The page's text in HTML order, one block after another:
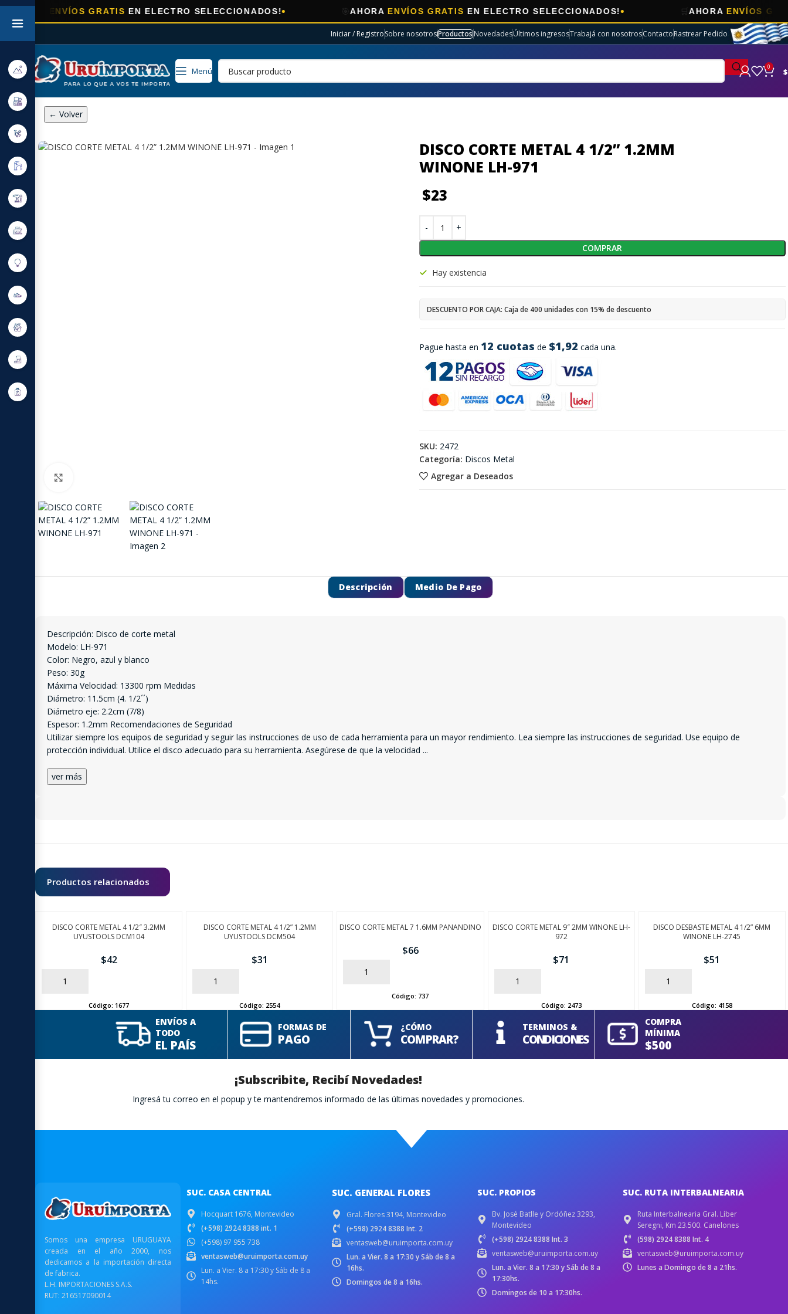
ENVÍOS GRATIS EN ELECTRO SELECCIONADOS! AHORA ENVÍOS GRATIS EN ELECTRO SELECCIONADOS! AHORA ENVÍOS GRATIS EN
Iniciar / RegistroSobre nosotrosProductosNovedadesÚltimos ingresosTrabajá con nosotrosContactoRastrear Pedido
Menú 0 $
← Volver
DISCO CORTE METAL 4 1/2” 1.2MM
WINONE LH-971
$23
Pague hasta en 12 cuotas de $1,92 cada una.
Hay existencia
DESCUENTO POR CAJA: Caja de 400 unidades con 15% de descuento
COMPRAR
Agregar a Deseados
SKU: 2472
Categoría: Discos Metal
Descripción Medio De Pago
Descripción: Disco de corte metal
Modelo: LH-971
Color: Negro, azul y blanco
Peso: 30g
Máxima Velocidad: 13300 rpm Medidas
Diámetro: 11.5cm (4. 1/2´´)
Diámetro eje: 2.2cm (7/8)
Espesor: 1.2mm Recomendaciones de Seguridad
Utilizar siempre los equipos de seguridad y seguir las instrucciones de uso de cada herramienta para un mayor rendimiento. Lea siempre las instrucciones de seguridad. Use equipo de
protección individual. Utilice el disco adecuado para su herramienta. Asegúrese de que la velocidad ...
ver más
Productos relacionados
DISCO CORTE METAL 4 1/2″ 3.2MM
UYUSTOOLS DCM104
$42
AÑADIR
Código:1677
DISCO CORTE METAL 4 1/2” 1.2MM
UYUSTOOLS DCM504
$31
AÑADIR
Código: 2554
DISCO CORTE METAL 7 1.6MM PANANDINO
$66
AÑADIR
Código: 737
DISCO CORTE METAL 9″ 2MM WINONE LH-
972
$71
AÑADIR
Código: 2473
DISCO DESBASTE METAL 4 1/2” 6MM
WINONE LH-2745
$51
AÑADIR
Código: 4158
ENVÍOS A
TODO
EL PAÍS
FORMAS DE
PAGO
¿CÓMO
COMPRAR?
TERMINOS &
CONDICIONES
COMPRA
MÍNIMA
$500
¡Subscribite, Recibí Novedades!
Ingresá tu correo en el popup y te mantendremos informado de las últimas novedades y promociones.
Somos una empresa URUGUAYA
creada en el año 2000, nos
dedicamos a la importación directa
de fabrica.
L.H. IMPORTACIONES S.A.S.
RUT: 216517090014
SUC. CASA CENTRAL
Hocquart 1676, Montevideo
(+598) 2924 8388 int. 1
(+598) 97 955 738
ventasweb@uruimporta.com.uy
Lun. a Vier. 8 a 17:30 y Sáb de 8 a
14hs.
SUC. GENERAL FLORES
Gral. Flores 3194, Montevideo
(+598) 2924 8388 Int. 2
ventasweb@uruimporta.com.uy
Lun. a Vier. 8 a 17:30 y Sáb de 8 a
16hs.
Domingos de 8 a 16hs.
SUC. PROPIOS
Bv. José Batlle y Ordóñez 3293,
Montevideo
(+598) 2924 8388 Int. 3
ventasweb@uruimporta.com.uy
Lun. a Vier. 8 a 17:30 y Sáb de 8 a
17:30hs.
Domingos de 10 a 17:30hs.
SUC. RUTA INTERBALNEARIA
Ruta Interbalnearia Gral. Líber
Seregni, Km 23.500. Canelones
(598) 2924 8388 Int. 4
ventasweb@uruimporta.com.uy
Lunes a Domingo de 8 a 21hs.
FINALIZÁ TU COMPRA